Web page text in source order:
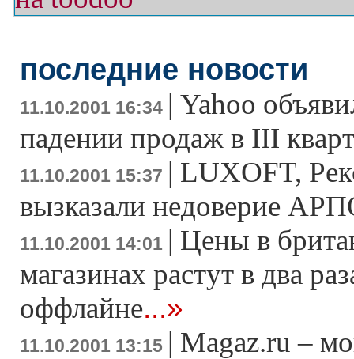
последние новости
11.10.2001 16:34 | Yahoo
падении продаж в III
11.10.2001 15:37 | LUXOFT,
вызказали недоверие
11.10.2001 14:01 | Цены в
магазинах растут в два
оффлайне...»
11.10.2001 13:15 | Magaz.ru –